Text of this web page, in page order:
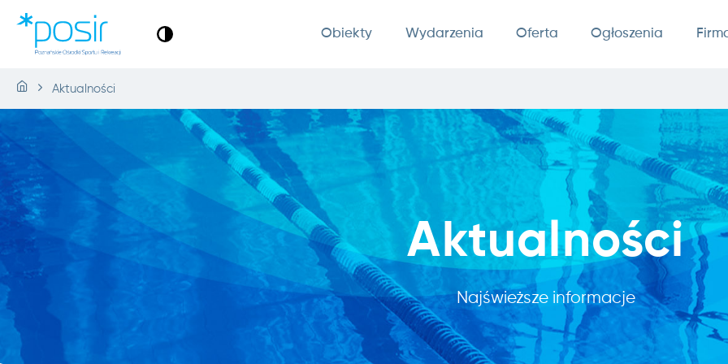
Obiekty Wydarzenia Oferta Ogłoszenia
Aktualności
Aktualności
Najświeższe informacje